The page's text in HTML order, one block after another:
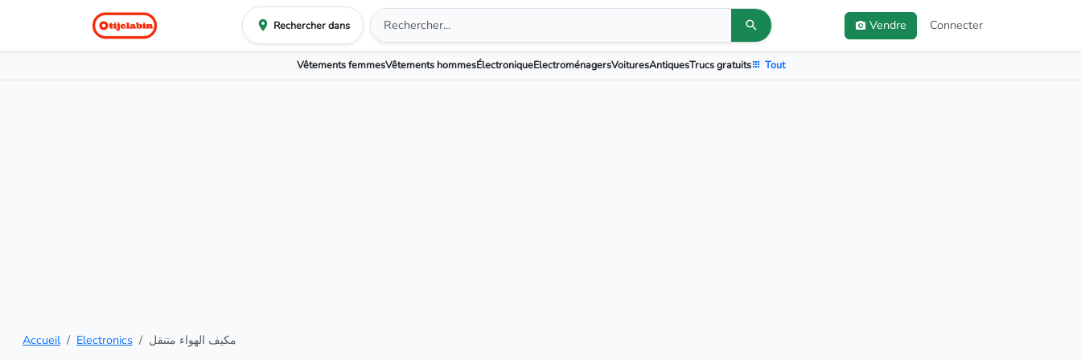
Rechercher dans Vendre Connecter
Vêtements femmesVêtements hommesÉlectroniqueElectroménagersVoituresAntiquesTrucs gratuits Tout
Accueil Electronics مكيف الهواء متنقل